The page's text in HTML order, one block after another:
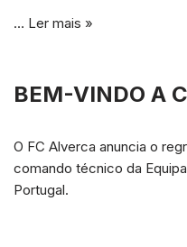
… Ler mais »
BEM-VINDO A
O FC Alverca anuncia o
comando técnico da
Portugal.